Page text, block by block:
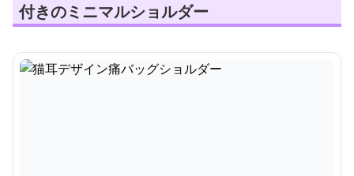
付きのミニマルショルダー